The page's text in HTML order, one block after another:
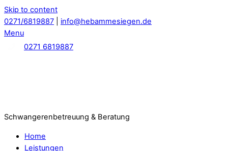
Skip to content
0271/6819887
info@hebammesiegen.de
Menu
0271 6819887
Schwangerenbetreuung & Beratung
Home
Leistungen